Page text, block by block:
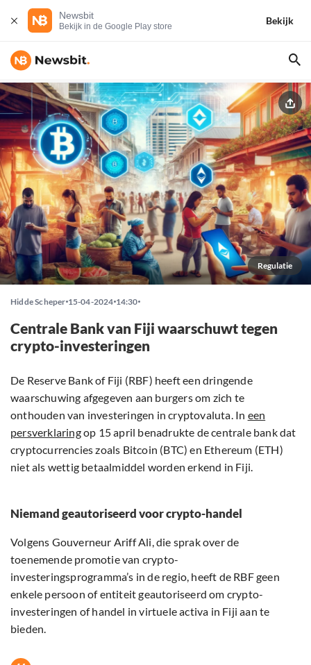
Newsbit
Bekijk in de Google Play store
Bekijk
Regulatie
Hidde Scheper 15-04-2024 14:30
Centrale Bank van Fiji waarschuwt tegen
crypto-investeringen
De Reserve Bank of Fiji (RBF) heeft een dringende
waarschuwing afgegeven aan burgers om zich te
onthouden van investeringen in cryptovaluta. In een
persverklaringop 15 april benadrukte de centrale bank dat
cryptocurrencies zoals Bitcoin (BTC) en Ethereum (ETH)
niet als wettig betaalmiddel worden erkend in Fiji.
Niemand geautoriseerd voor crypto-handel
Volgens Gouverneur Ariff Ali, die sprak over de
toenemende promotie van crypto-
investeringsprogramma’s in de regio, heeft de RBF geen
enkele persoon of entiteit geautoriseerd om crypto-
investeringen of handel in virtuele activa in Fiji aan te
bieden.